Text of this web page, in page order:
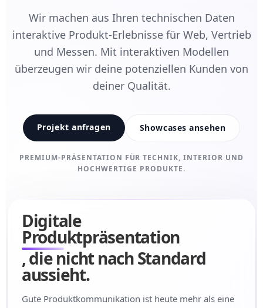
Wir machen aus Ihren technischen Daten
interaktive Produkt-Erlebnisse für Web, Vertrieb
und Messen. Mit interaktiven Modellen
überzeugen wir deine potenziellen Kunden von
deiner Qualität.
Projekt anfragen Showcases ansehen
PREMIUM-PRÄSENTATION FÜR TECHNIK, INTERIOR UND
HOCHWERTIGE PRODUKTE.
Digitale
Produktpräsentation
, die nicht nach Standard
aussieht.
Gute Produktkommunikation ist heute mehr als eine